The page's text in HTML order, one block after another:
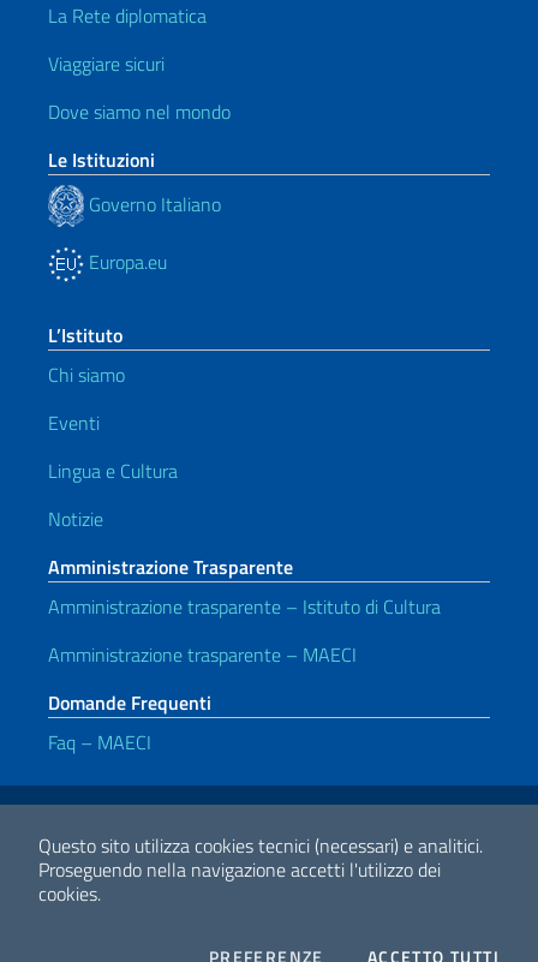
Questo sito utilizza cookies tecnici (necessari) e analitici.
Proseguendo nella navigazione accetti l'utilizzo dei
cookies.
PREFERENZE COOKIESACCETTO TUTTI
La Rete diplomatica
Viaggiare sicuri
Dove siamo nel mondo
Le Istituzioni
Governo Italiano
Europa.eu
L’Istituto
Chi siamo
Eventi
Lingua e Cultura
Notizie
Amministrazione Trasparente
Amministrazione trasparente – Istituto di Cultura
Amministrazione trasparente – MAECI
Domande Frequenti
Faq – MAECI
Link Utili